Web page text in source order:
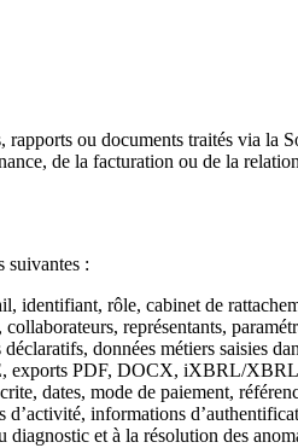
rapports ou documents traités via la
de la facturation ou de la
suivantes :
identifiant, rôle, cabinet de
représentants,
données métiers saisies
exports PDF, DOCX, iXBRL/
dates, mode de paiement,
informations
diagnostic et à la résolution des